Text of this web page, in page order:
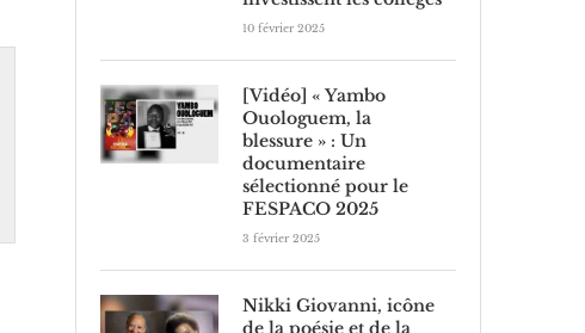
10 février 2025
[Vidéo] « Yambo
Ouologuem, la
blessure » : Un
documentaire
sélectionné pour le
FESPACO 2025
3 février 2025
Nikki Giovanni, icône
de la poésie et de la